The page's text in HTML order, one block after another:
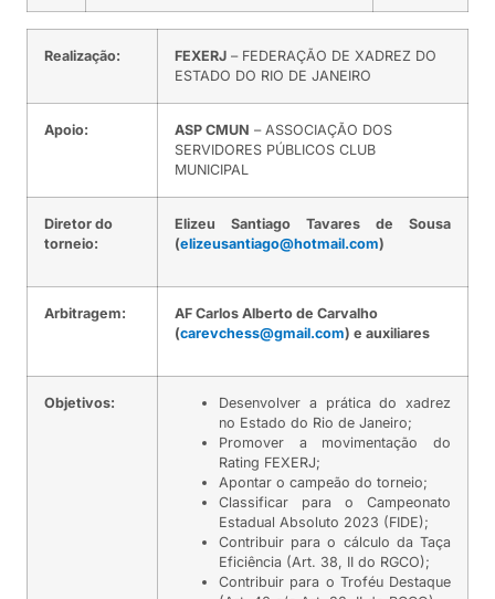
Realização: FEXERJ – FEDERAÇÃO DE XADREZ DO
ESTADO DO RIO DE JANEIRO
Apoio: ASP CMUN – ASSOCIAÇÃO DOS
SERVIDORES PÚBLICOS CLUB
MUNICIPAL
Diretor do
torneio:
Elizeu Santiago Tavares de Sousa
(elizeusantiago@hotmail.com)
Arbitragem:
AF Carlos Alberto de Carvalho
(carevchess@gmail.com) e auxiliares
Objetivos:
Desenvolver a prática do xadrez
no Estado do Rio de Janeiro;
Promover a movimentação do
Rating FEXERJ;
Apontar o campeão do torneio;
Classificar para o Campeonato
Estadual Absoluto 2023 (FIDE);
Contribuir para o cálculo da Taça
Eficiência (Art. 38, II do RGCO);
Contribuir para o Troféu Destaque